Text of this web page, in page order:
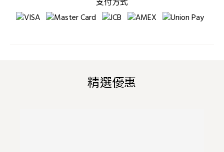
支付方式
精選優惠